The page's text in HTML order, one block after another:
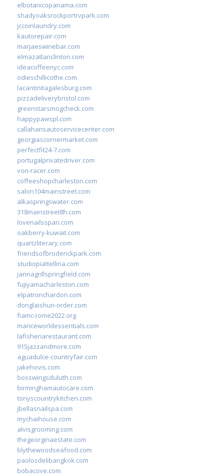
elbotanicopanama.com
shadyoaksrockportrvpark.com
jccoinlaundry.com
kautorepair.com
marjaeswinebar.com
elmazatlanclinton.com
ideacoffeenyc.com
odieschillicothe.com
lacantinitagalesburg.com
pizzadeliverybristol.com
greenstarsmogcheck.com
happypawspl.com
callahansautoservicecenter.com
georgiascornermarket.com
perfectfit24-7.com
portugalprivatedriver.com
von-racer.com
coffeeshopcharleston.com
salon104mainstreet.com
alkaspringswater.com
318mainstreet8h.com
lovenailsspari.com
oakberry-kuwait.com
quartzliterary.com
friendsofbroderickpark.com
studiopiattellina.com
jannagrillspringfield.com
fujiyamacharleston.com
elpatronchardon.com
donglaishun-order.com
fiamc-rome2022.org
mariceworldessentials.com
lafisheriarestaurant.com
915jazzandmore.com
aguadulce-countryfair.com
jakehovis.com
bosswingsduluth.com
birminghamautocare.com
tonyscountrykitchen.com
jbellasnailspa.com
mychaihouse.com
alvisgrooming.com
thegeorginaestate.com
blythewoodseafood.com
paolosdelibangkok.com
bobacove.com